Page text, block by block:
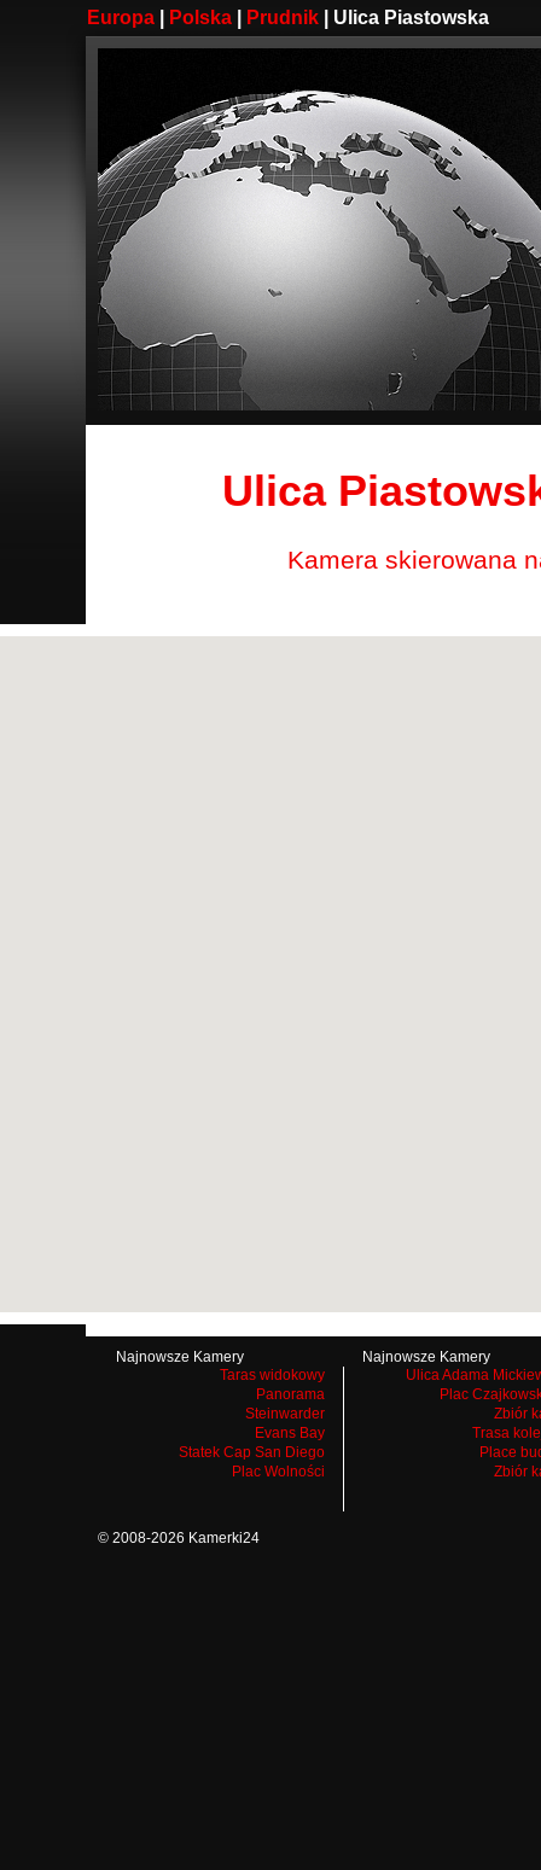
Europa| Polska| Prudnik| Ulica Piastowska
Ulica
Kamera skierowana
Najnowsze Kamery
Taras widokowy
Panorama
Steinwarder
Evans Bay
Statek Cap San Diego
Plac Wolności
Najnowsze Kamery
Ulica Adama
Plac
Zbiór
Trasa
Place
Zbiór
© 2008-2026 Kamerki24